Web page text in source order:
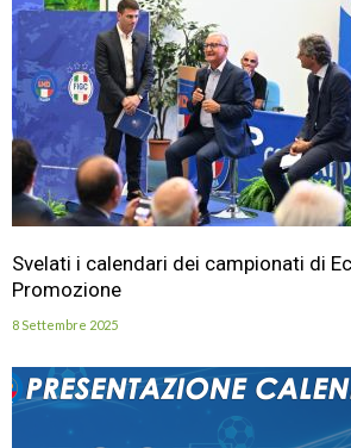
Svelati i calendari dei campionati di
Promozione
8 Settembre 2025